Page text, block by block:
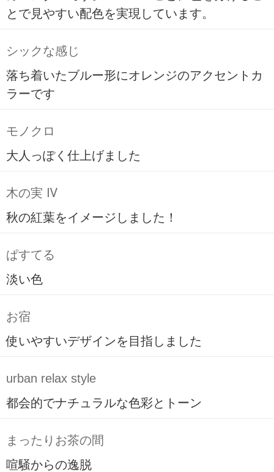
とで見やすい配色を実現しています。
シックな感じ
落ち着いたブルー形にオレンジのアクセントカ
ラーです
モノクロ
大人っぽく仕上げました
木の実 Ⅳ
秋の紅葉をイメージしました！
ぱすてる
淡い色
お宿
使いやすいデザインを目指しました
urban relax style
都会的でナチュラルな色彩とトーン
まったりお茶の間
喧騒からの逸脱